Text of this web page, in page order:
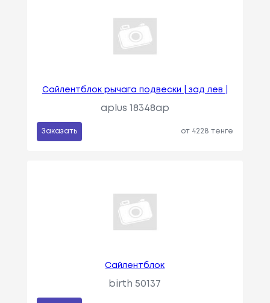
Сайлентблок рычага подвески | зад лев |
aplus 18348ap
Заказать от 4228 тенге
Сайлентблок
birth 50137